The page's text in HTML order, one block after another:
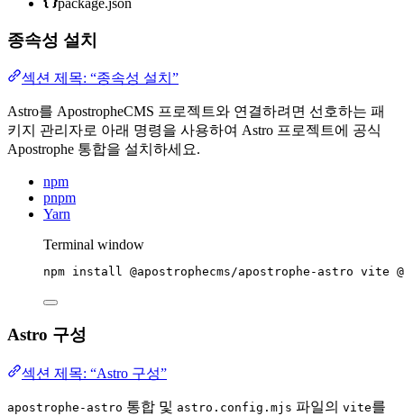
package.json
종속성 설치
섹션 제목: “종속성 설치”
Astro를 ApostropheCMS 프로젝트와 연결하려면 선호하는 패
키지 관리자로 아래 명령을 사용하여 Astro 프로젝트에 공식
Apostrophe 통합을 설치하세요.
npm
pnpm
Yarn
Terminal window
npm install @apostrophecms/apostrophe-astro vite
Astro 구성
섹션 제목: “Astro 구성”
apostrophe-astro 통합 및 astro.config.mjs 파일의 vite를